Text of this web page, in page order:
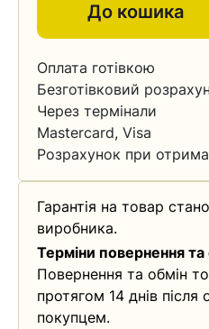
До кошика
Оплата готівкою
Безготівковий
Через термінали
Mastercard, Visa
Розрахунок при
Гарантія на товар
виробника.
Терміни повернення та
Повернення та обмін
протягом 14 днів
покупцем.